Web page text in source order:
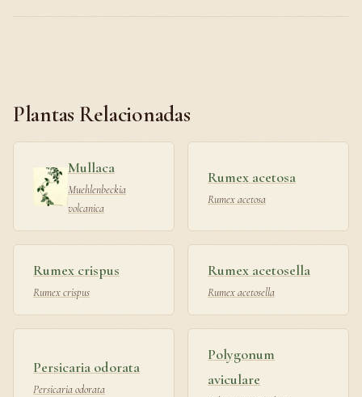
Plantas Relacionadas
Mullaca
Muehlenbeckia
volcanica
Rumex acetosa
Rumex acetosa
Rumex crispus
Rumex crispus
Rumex acetosella
Rumex acetosella
Persicaria odorata
Persicaria odorata
Polygonum
aviculare